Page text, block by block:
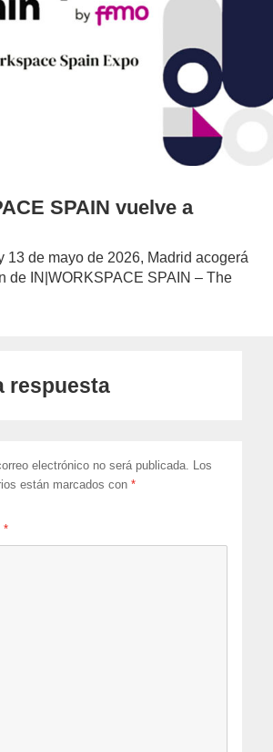
SPAIN vuelve a
13 de mayo de 2026, Madrid acogerá
de IN|WORKSPACE SPAIN – The
respuesta
electrónico no será publicada. Los
están marcados con*
*